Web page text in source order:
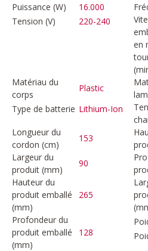
Puissance (W) 16.000
Tension (V)
220-240
en
Matériau du
corps
Plastic
Type de batterie Lithium-Ion
Longueur du
cordon (cm)
153
Largeur du
produit (mm)
90
Hauteur du
produit emballé
(mm)
265
Profondeur du
produit emballé
(mm)
128